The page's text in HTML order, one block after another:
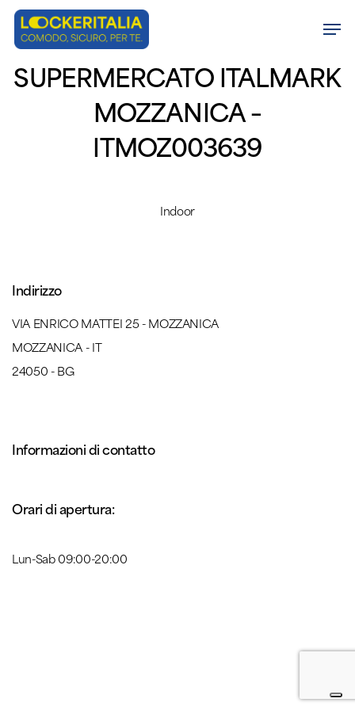
Skip
content
SUPERMERCATO ITALMARK
MOZZANICA –
ITMOZ003639
Indoor
Indirizzo
VIA ENRICO MATTEI 25 - MOZZANICA
MOZZANICA - IT
24050 - BG
Informazioni di contatto
Orari di apertura:
Lun-Sab 09:00-20:00
Menu